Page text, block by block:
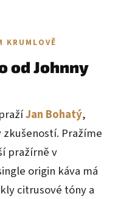
KRUMLOVĚ
od Johnny
Jan Bohatý,
zkušeností. Pražíme
pražírně v
origin káva má
citrusové tóny a